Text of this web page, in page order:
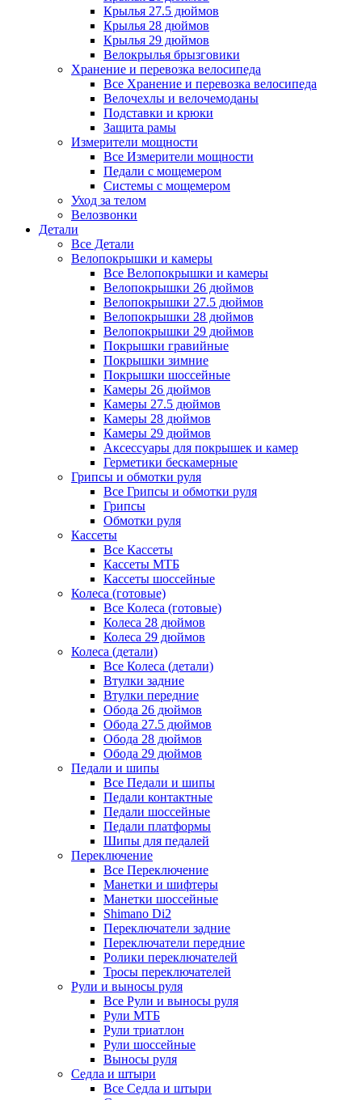
Крылья 27.5 дюймов
Крылья 28 дюймов
Крылья 29 дюймов
Велокрылья брызговики
Хранение и перевозка велосипеда
Все Хранение и перевозка велосипеда
Велочехлы и велочемоданы
Подставки и крюки
Защита рамы
Измерители мощности
Все Измерители мощности
Педали с мощемером
Системы с мощемером
Уход за телом
Велозвонки
Детали
Все Детали
Велопокрышки и камеры
Все Велопокрышки и камеры
Велопокрышки 26 дюймов
Велопокрышки 27.5 дюймов
Велопокрышки 28 дюймов
Велопокрышки 29 дюймов
Покрышки гравийные
Покрышки зимние
Покрышки шоссейные
Камеры 26 дюймов
Камеры 27.5 дюймов
Камеры 28 дюймов
Камеры 29 дюймов
Аксессуары для покрышек и камер
Герметики бескамерные
Грипсы и обмотки руля
Все Грипсы и обмотки руля
Грипсы
Обмотки руля
Кассеты
Все Кассеты
Кассеты МТБ
Кассеты шоссейные
Колеса (готовые)
Все Колеса (готовые)
Колеса 28 дюймов
Колеса 29 дюймов
Колеса (детали)
Все Колеса (детали)
Втулки задние
Втулки передние
Обода 26 дюймов
Обода 27.5 дюймов
Обода 28 дюймов
Обода 29 дюймов
Педали и шипы
Все Педали и шипы
Педали контактные
Педали шоссейные
Педали платформы
Шипы для педалей
Переключение
Все Переключение
Манетки и шифтеры
Манетки шоссейные
Shimano Di2
Переключатели задние
Переключатели передние
Ролики переключателей
Тросы переключателей
Рули и выносы руля
Все Рули и выносы руля
Рули МТБ
Рули триатлон
Рули шоссейные
Выносы руля
Седла и штыри
Все Седла и штыри